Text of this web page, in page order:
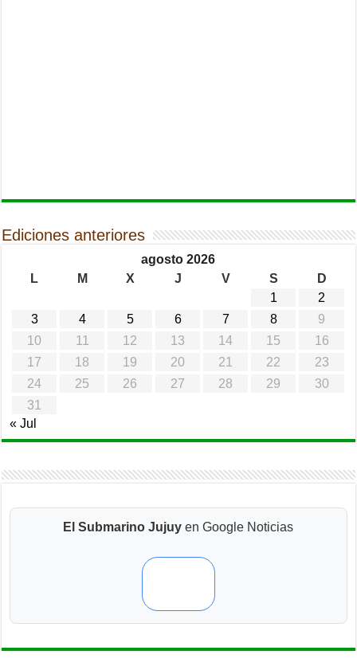
Ediciones anteriores
agosto 2026
L
M X J V S
D
1
2
3
4 5 6 7 8
9
10
11 12 13 14 15
16
17
18 19 20 21 22
23
24
25 26 27 28 29
30
31
« Jul
El Submarino Jujuy en Google Noticias